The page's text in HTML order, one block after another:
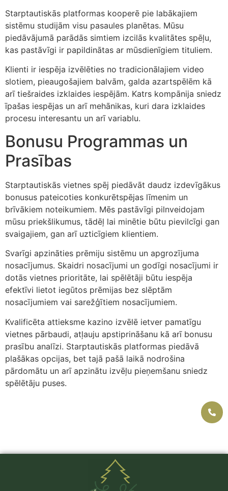
Starptautiskās platformas kooperē pie labākajiem
sistēmu studijām visu pasaules planētas. Mūsu
piedāvājumā parādās simtiem izcilās kvalitātes spēļu,
kas pastāvīgi ir papildinātas ar mūsdienīgiem tituliem.
Klienti ir iespēja izvēlēties no tradicionālajiem video
slotiem, pieaugošajiem balvām, galda azartspēlēm kā
arī tiešraides izklaides iespējām. Katrs kompānija sniedz
īpašas iespējas un arī mehānikas, kuri dara izklaides
procesu interesantu un arī variablu.
Bonusu Programmas un
Prasības
Starptautiskās vietnes spēj piedāvāt daudz izdevīgākus
bonusus pateicoties konkurētspējas līmenim un
brīvākiem noteikumiem. Mēs pastāvīgi pilnveidojam
mūsu priekšlikumus, tādēļ lai minētie būtu pievilcīgi gan
svaigajiem, gan arī uzticīgiem klientiem.
Svarīgi apzināties prēmiju sistēmu un apgrozījuma
nosacījumus. Skaidri nosacījumi un godīgi nosacījumi ir
dotās vietnes prioritāte, lai spēlētāji būtu iespēja
efektīvi lietot iegūtos prēmijas bez slēptām
nosacījumiem vai sarežģītiem nosacījumiem.
Kvalificēta attieksme kazino izvēlē ietver pamatīgu
vietnes pārbaudi, atļauju apstiprināšanu kā arī bonusu
prasību analīzi. Starptautiskās platformas piedāvā
plašākas opcijas, bet tajā pašā laikā nodrošina
pārdomātu un arī apzinātu izvēļu pieņemšanu sniedz
spēlētāju puses.